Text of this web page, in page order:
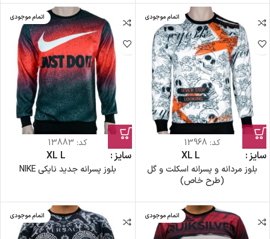
اتمام موجودی
کد: 13968
سایز L
XL
بلوز مردانه و پسرانه اسکلت و گل
(طرح خاص)
اتمام موجودی
کد: 13883
سایز L
XL
بلوز پسرانه جدید نایکی NIKE
اتمام موجودی اتمام موجودی